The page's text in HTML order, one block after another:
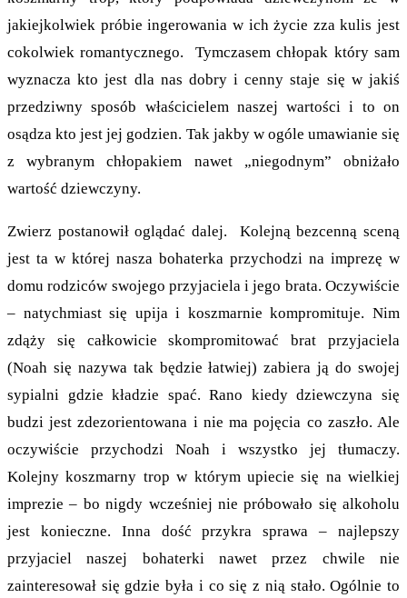
jakiejkolwiek próbie ingerowania w ich życie zza kulis jest
cokolwiek romantycznego. Tymczasem chłopak który sam
wyznacza kto jest dla nas dobry i cenny staje się w jakiś
przedziwny sposób właścicielem naszej wartości i to on
osądza kto jest jej godzien. Tak jakby w ogóle umawianie się
z wybranym chłopakiem nawet „niegodnym” obniżało
wartość dziewczyny.
Zwierz postanowił oglądać dalej. Kolejną bezcenną sceną
jest ta w której nasza bohaterka przychodzi na imprezę w
domu rodziców swojego przyjaciela i jego brata. Oczywiście
– natychmiast się upija i koszmarnie kompromituje. Nim
zdąży się całkowicie skompromitować brat przyjaciela
(Noah się nazywa tak będzie łatwiej) zabiera ją do swojej
sypialni gdzie kładzie spać. Rano kiedy dziewczyna się
budzi jest zdezorientowana i nie ma pojęcia co zaszło. Ale
oczywiście przychodzi Noah i wszystko jej tłumaczy.
Kolejny koszmarny trop w którym upiecie się na wielkiej
imprezie – bo nigdy wcześniej nie próbowało się alkoholu
jest konieczne. Inna dość przykra sprawa – najlepszy
przyjaciel naszej bohaterki nawet przez chwile nie
zainteresował się gdzie była i co się z nią stało. Ogólnie to